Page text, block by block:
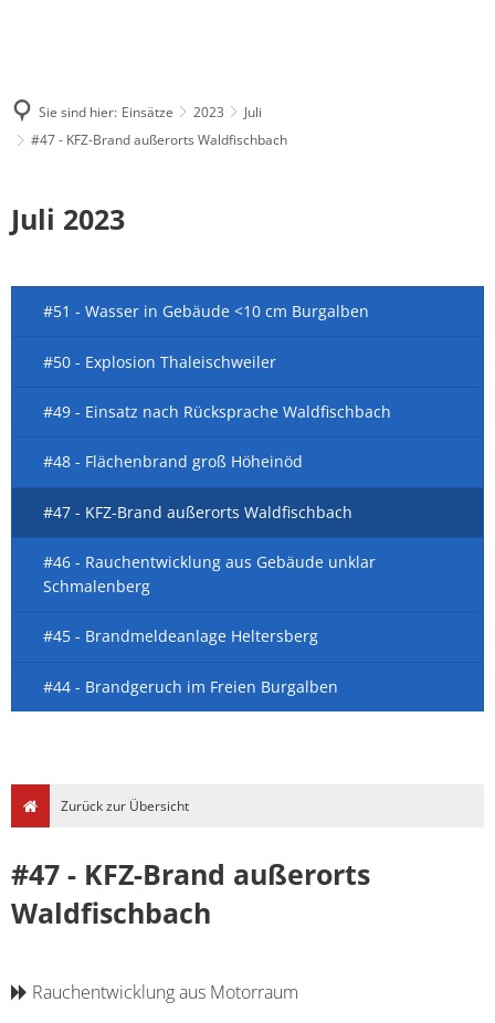
Sie sind hier: Einsätze 2023
Juli
#47 - KFZ-Brand außerorts Waldfischbach
Juli 2023
#51 - Wasser in Gebäude <10 cm Burgalben
#50 - Explosion Thaleischweiler
#49 - Einsatz nach Rücksprache Waldfischbach
#48 - Flächenbrand groß Höheinöd
#47 - KFZ-Brand außerorts Waldfischbach
#46 - Rauchentwicklung aus Gebäude unklar
Schmalenberg
#45 - Brandmeldeanlage Heltersberg
#44 - Brandgeruch im Freien Burgalben
Zurück zur Übersicht
#47 - KFZ-Brand außerorts
Waldfischbach
Rauchentwicklung aus Motorraum